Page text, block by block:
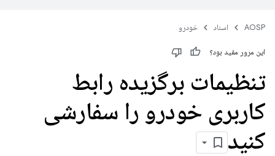
AOSP اسناد خودرو
این مرور مفید بود؟
تنظیمات برگزیده رابط
کاربری خودرو را سفارشی
کنید